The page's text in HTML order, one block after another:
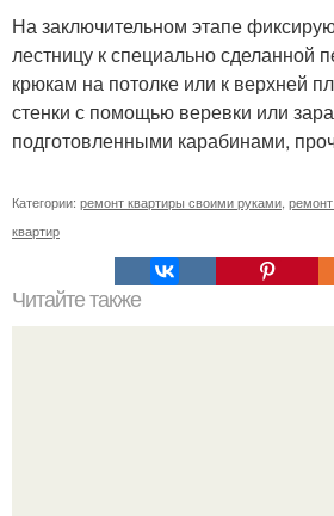
На заключительном этапе
лестницу к специально сделанной
крюкам на потолке или к верхней
стенки с помощью веревки или
подготовленными карабинами,
Категории: ремонт квартиры своими руками
квартир
Читайте также